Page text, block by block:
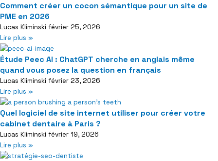
Comment créer un cocon sémantique pour un site de
PME en 2026
Lucas Kliminski février 25, 2026
Lire plus »
Étude Peec AI : ChatGPT cherche en anglais même
quand vous posez la question en français
Lucas Kliminski février 23, 2026
Lire plus »
Quel logiciel de site internet utiliser pour créer votre
cabinet dentaire à Paris ?
Lucas Kliminski février 19, 2026
Lire plus »